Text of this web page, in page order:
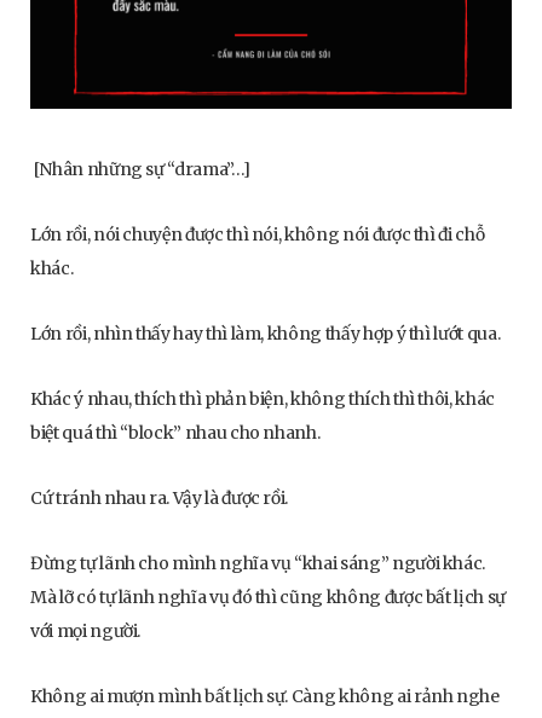
[Nhân những sự “drama”…]
Lớn rồi, nói chuyện được thì nói, không nói được thì đi chỗ
khác.
Lớn rồi, nhìn thấy hay thì làm, không thấy hợp ý thì lướt qua.
Khác ý nhau, thích thì phản biện, không thích thì thôi, khác
biệt quá thì “block” nhau cho nhanh.
Cứ tránh nhau ra. Vậy là được rồi.
Đừng tự lãnh cho mình nghĩa vụ “khai sáng” người khác.
Mà lỡ có tự lãnh nghĩa vụ đó thì cũng không được bất lịch sự
với mọi người.
Không ai mượn mình bất lịch sự. Càng không ai rảnh nghe